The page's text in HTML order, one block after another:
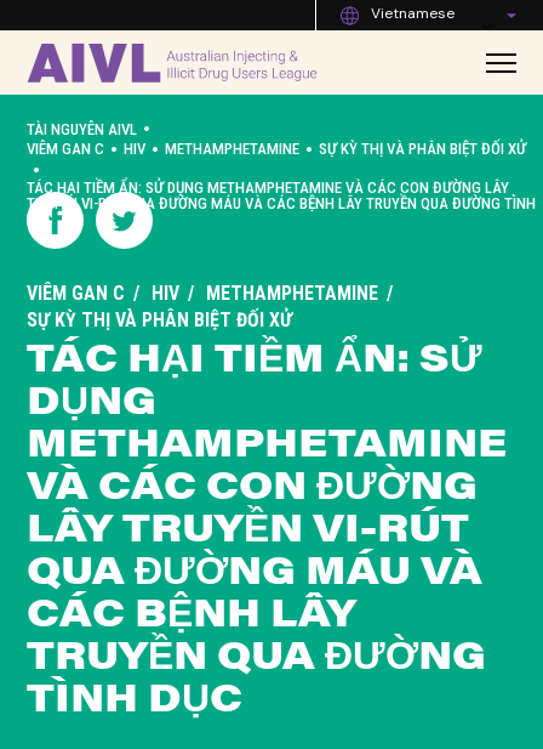
Vietnamese
TÀI NGUYÊN AIVL •
VIÊM GAN C • HIV • METHAMPHETAMINE • SỰ KỲ THỊ VÀ PHÂN BIỆT ĐỐI XỬ
•
TÁC HẠI TIỀM ẨN: SỬ DỤNG METHAMPHETAMINE VÀ CÁC CON ĐƯỜNG LÂY
TRUYỀN VI-RÚT QUA ĐƯỜNG MÁU VÀ CÁC BỆNH LÂY TRUYỀN QUA ĐƯỜNG TÌNH
DỤC
VIÊM GAN C HIV
METHAMPHETAMINE
SỰ KỲ THỊ VÀ PHÂN BIỆT ĐỐI XỬ
TÁC HẠI TIỀM ẨN: SỬ
DỤNG
METHAMPHETAMINE
VÀ CÁC CON ĐƯỜNG
LÂY TRUYỀN VI-RÚT
QUA ĐƯỜNG MÁU VÀ
CÁC BỆNH LÂY
TRUYỀN QUA ĐƯỜNG
TÌNH DỤC